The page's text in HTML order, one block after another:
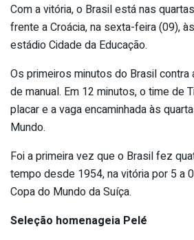
Com a vitória, o Brasil está nas
frente a Croácia, na sexta-feira (09),
estádio Cidade da Educação.
Os primeiros minutos do Brasil contra
de manual. Em 12 minutos, o time de
placar e a vaga encaminhada às
Mundo.
Foi a primeira vez que o Brasil fez
tempo desde 1954, na vitória por 5 a
Copa do Mundo da Suíça.
Seleção homenageia Pelé